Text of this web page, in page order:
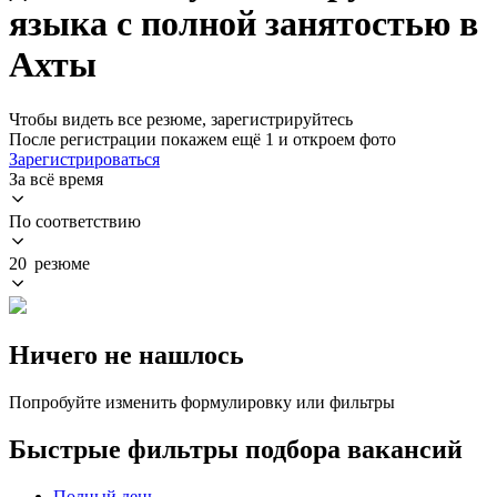
языка с полной занятостью в
Ахты
Чтобы видеть все резюме, зарегистрируйтесь
После регистрации покажем ещё 1 и откроем фото
Зарегистрироваться
За всё время
По соответствию
20 резюме
Ничего не нашлось
Попробуйте изменить формулировку или фильтры
Быстрые фильтры подбора вакансий